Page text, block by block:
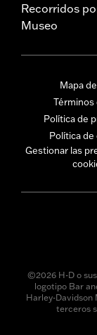
Recorridos
Museo
Mapa
Términos
Política de
Política de
Gestionar las
©2026 H-D o sus
logotipo Bar
Harley-Davidson
terceros